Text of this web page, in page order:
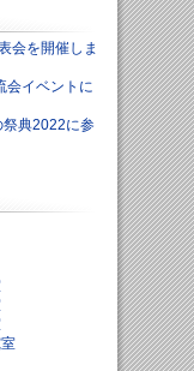
会を開催しま
会イベントに
典2022に参